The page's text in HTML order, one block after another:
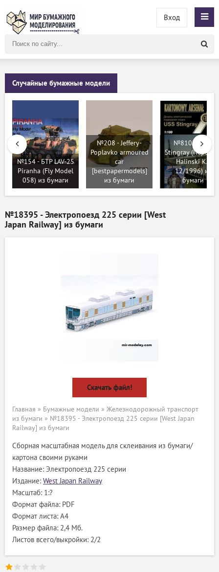
сайту
Вход
Случайные бумажные модели
№154 - БТР LAV-25
Piranha (Fly Model
058) из бумаги
№208 - Jeffery-
Poplavko armoured
car
[bestpapermodels]
из бумаги
№8104 - USS
Stingray
Halinski KA
12/1996) из
бумаги
№18395 - Электропоезд 225 серии [West
Japan Railway] из бумаги
Скачать файл!
Главная » Бумажные модели » Железнодорожный транспорт
из бумаги » №18395 - Электропоезд 225 серии [West Japan
Railway] из бумаги
Сборная масштабная модель для склеивания из бумаги/
картона своими руками
Название: Электропоезд 225 серии
Издание: West Japan Railway
Масштаб: 1:?
Формат файла: PDF
Формат листа: А4
Размер файла: 2,4 Мб.
Листов всего/выкройки: 2/2